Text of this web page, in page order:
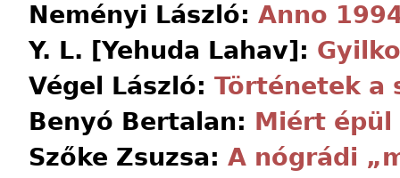
Neményi László: Anno
Y. L. [Yehuda Lahav]:
Végel László: Történetek a
Benyó Bertalan: Miért épül
Szőke Zsuzsa: A nógrádi